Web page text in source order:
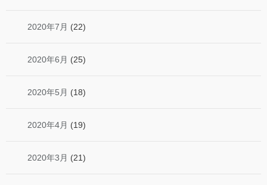
2020年7月 (22)
2020年6月 (25)
2020年5月 (18)
2020年4月 (19)
2020年3月 (21)